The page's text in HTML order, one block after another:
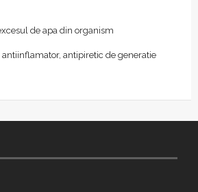
de apa din organism
antipiretic de generatie